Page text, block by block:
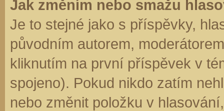
Jak změním nebo smažu
Je to stejné jako s příspěvky,
původním autorem,
kliknutím na první příspěvek v
spojeno). Pokud nikdo zatím
nebo změnit položku v